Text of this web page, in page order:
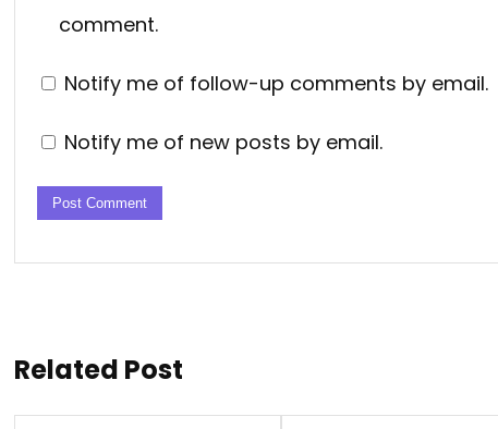
comment.
Notify me of follow-up comments by email.
Notify me of new posts by email.
Related Post